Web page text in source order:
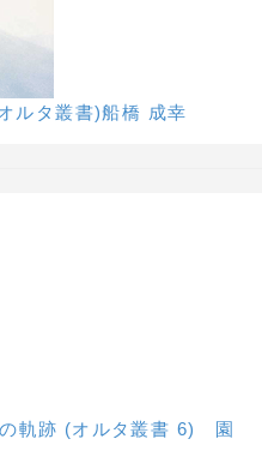
ルタ叢書)船橋 成幸
軌跡 (オルタ叢書 6) 園